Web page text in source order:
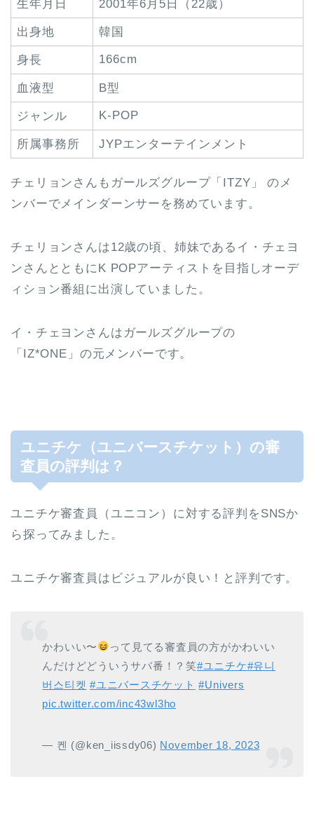
生年月日 2001年6月5日（22歳）
出身地 韓国
身長 166cm
血液型 B型
ジャンル K-POP
所属事務所 JYPエンターテインメント
チェリョンさんもガールズグループ「ITZY」 のメ
ンバーでメインダーンサーを務めています。
チェリョンさんは12歳の頃、姉妹であるイ・チェヨ
ンさんとともにK POPアーティストを目指しオーデ
ィション番組に出演していました。
イ・チェヨンさんはガールズグループの
「IZ*ONE」の元メンバーです。
ユニチケ（ユニバースチケット）の審
査員の評判は？
ユニチケ審査員（ユニコン）に対する評判をSNSか
ら探ってみました。
ユニチケ審査員はビジュアルが良い！と評判です。
かわいい〜
って見てる審査員の方がかわいい
んだけどどういうサバ番！？笑#ユニチケ#유니
버스티켓 #ユニバースチケット #Univers
pic.twitter.com/inc43wl3ho
— 켄 (@ken_iissdy06) November 18, 2023